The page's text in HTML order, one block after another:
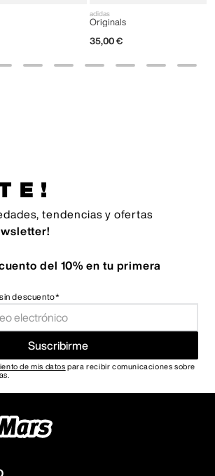
adidas
Originals
35,00 €
tendencias y ofertas
del 10% en tu primera
descuento*
Suscribirme
de mis datos para recibir comunicaciones sobre